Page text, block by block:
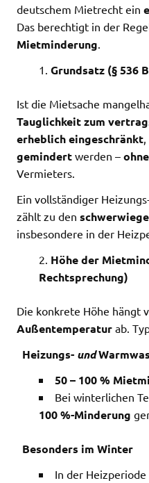
deutschem Mietrecht ein
Das berechtigt in der
Mietminderung
Grundsatz (§ 536
Ist die Mietsache
Tauglichkeit zum
erheblich eingeschränkt
gemindert werden –
Vermieters.
Ein vollständiger
zählt zu den
insbesondere in der
Höhe der
Rechtsprechung)
Die konkrete Höhe hängt
Außentemperatur ab.
Heizungs- und
50 – 100 %
Bei winterlichen
100 %-Minderung
Besonders im Winter
In der Heizperiode